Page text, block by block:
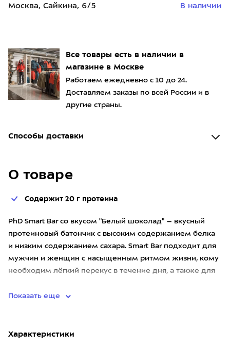
Все товары есть в наличии в
магазине в Москве
Работаем ежедневно с 10 до 24.
Доставляем заказы по всей России и в
другие страны.
Способы доставки
О товаре
Содержит 20 г протеина
PhD Smart Bar со вкусом "Белый шоколад" – вкусный
протеиновый батончик с высоким содержанием белка
и низким содержанием сахара. Smart Bar подходит для
мужчин и женщин с насыщенным ритмом жизни, кому
необходим лёгкий перекус в течение дня, а также для
Показать еще
Характеристики
Москва, Сайкина, 6/5
В наличии